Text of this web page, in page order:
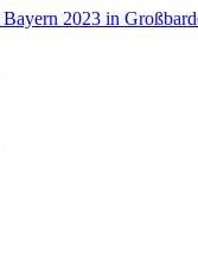
2023 in